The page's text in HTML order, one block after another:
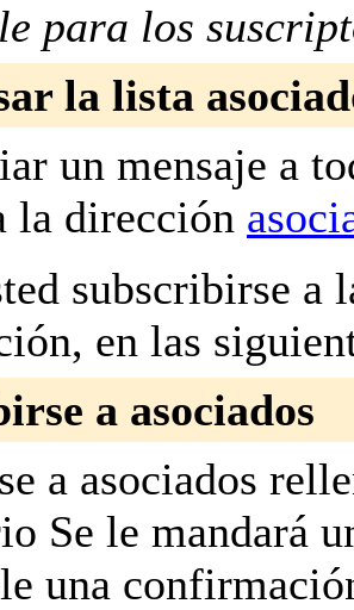
para los
la lista
un mensaje a
la dirección
subscribirse a
en las
a asociados
a asociados
Se le mandará
una